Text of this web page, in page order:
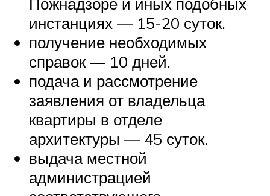
инстанциях — 15-20 суток.
получение необходимых
справок — 10 дней.
подача и рассмотрение
заявления от владельца
квартиры в отделе
архитектуры — 45 суток.
выдача местной
администрацией